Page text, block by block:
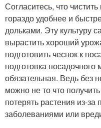
Согласитесь, что
гораздо удобнее и
дольками. Эту культуру
вырастить хороший
подготовить чеснок к
подготовка
обязательная. Ведь без
можно не то что
потерять растения из-
заболеваниями или